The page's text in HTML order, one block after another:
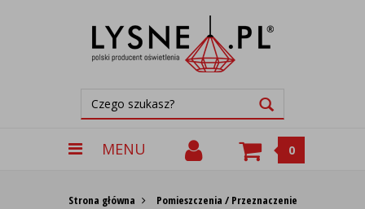
MENU 0
Strona główna
Pomieszczenia / Przeznaczenie